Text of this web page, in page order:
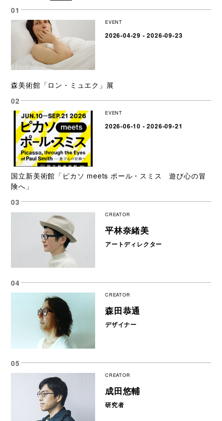
EVENT
2026-04-29 - 2026-09-23
森美術館「ロン・ミュエク」展
EVENT
2026-06-10 - 2026-09-21
国立新美術館「ピカソ meets ポール・スミス 遊び心の冒
険へ」
CREATOR
平林奈緒美
アートディレクター
CREATOR
森田恭通
デザイナー
CREATOR
成田悠輔
研究者